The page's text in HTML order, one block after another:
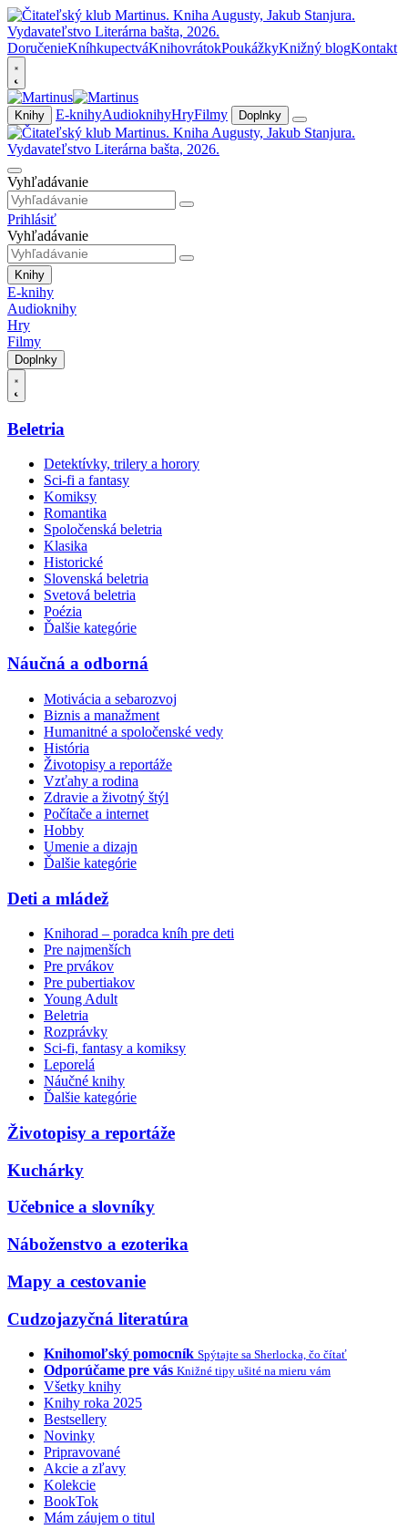
DoručenieKníhkupectváKnihovrátokPoukážkyKnižný blogKontakt
Knihy E-knihyAudioknihyHryFilmy Doplnky
Vyhľadávanie
Prihlásiť
Vyhľadávanie
Knihy
E-knihy
Audioknihy
Hry
Filmy
Doplnky
Beletria
Detektívky, trilery a horory
Sci-fi a fantasy
Komiksy
Romantika
Spoločenská beletria
Klasika
Historické
Slovenská beletria
Svetová beletria
Poézia
Ďalšie kategórie
Náučná a odborná
Motivácia a sebarozvoj
Biznis a manažment
Humanitné a spoločenské vedy
História
Životopisy a reportáže
Vzťahy a rodina
Zdravie a životný štýl
Počítače a internet
Hobby
Umenie a dizajn
Ďalšie kategórie
Deti a mládež
Knihorad – poradca kníh pre deti
Pre najmenších
Pre prvákov
Pre pubertiakov
Young Adult
Beletria
Rozprávky
Sci-fi, fantasy a komiksy
Leporelá
Náučné knihy
Ďalšie kategórie
Životopisy a reportáže
Kuchárky
Učebnice a slovníky
Náboženstvo a ezoterika
Mapy a cestovanie
Cudzojazyčná literatúra
Knihomoľský pomocník Spýtajte sa Sherlocka, čo čítať
Odporúčame pre vás Knižné tipy ušité na mieru vám
Všetky knihy
Knihy roka 2025
Bestsellery
Novinky
Pripravované
Akcie a zľavy
Kolekcie
BookTok
Mám záujem o titul